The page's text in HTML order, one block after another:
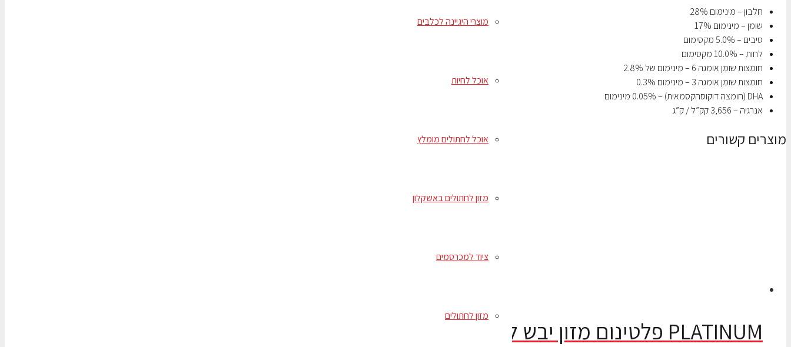
מוצרי היגיינה לכלבים
אוכל לחיות
אוכל לחתולים מומלץ
מזון לחתולים באשקלון
ציוד למכרסמים
מזון לחתולים
חלבון – מינימום 28%
שומן – מינימום 17%
סיבים – 5.0% מקסימום
לחות – 10.0% מקסימום
חומצות שומן אומגה 6 – מינימום של 2.8%
חומצות שומן אומגה 3 – מינימום 0.3%
DHA (חומצה דוקוסהקסמאית) – 0.05% מינימום
אנרגיה – 3,656 קק”ל / ק”ג
מוצרים קשורים
PLATINUM פלטינום מזון יבש לכלב בוגר, חזיר – 15 ק”ג